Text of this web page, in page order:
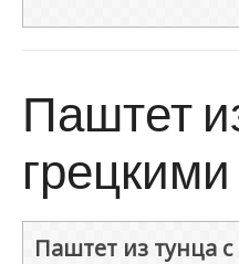
Паштет
Паштет из тунца